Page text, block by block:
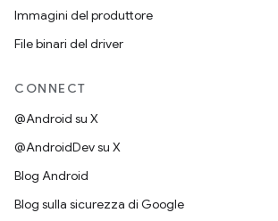
Immagini del produttore
File binari del driver
CONNECT
@Android su X
@AndroidDev su X
Blog Android
Blog sulla sicurezza di Google